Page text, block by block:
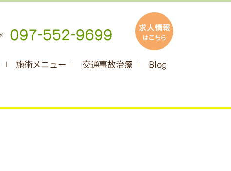
施術メニュー 交通事故治療 Blog